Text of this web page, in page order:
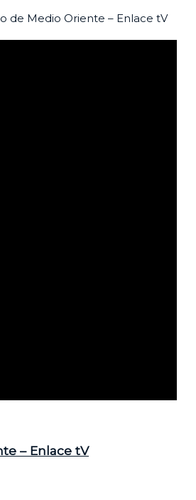
de Medio Oriente – Enlace tV
– Enlace tV